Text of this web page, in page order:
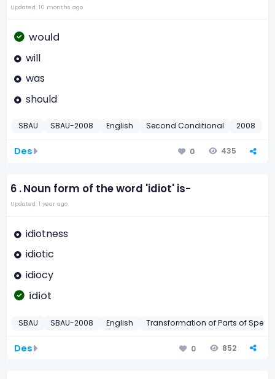
Updated: 10 months ago
would
will
was
should
SBAU SBAU-2008 English Second Conditional 2008
Des 0 435
6 .Noun form of the word 'idiot' is-
Updated: 1 year ago
idiotness
idiotic
idiocy
idiot
SBAU SBAU-2008 English Transformation of Parts of
Des 0 852